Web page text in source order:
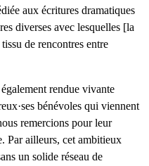
aux écritures dramatiques
diverses avec lesquelles [la
de rencontres entre
rendue vivante
bénévoles qui viennent
remercions pour leur
Par ailleurs, cet ambitieux
un solide réseau de